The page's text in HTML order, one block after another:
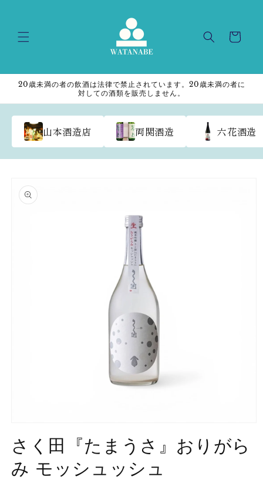
Cart
20歳未満の者の飲酒は法律で禁止されています。20歳未満の者に
対しての酒類を販売しません。
山本酒造店 両関酒造 六花酒造
product
information
1
in
modal
さく田『たまうさ』おりがら
み モッシュッシュ